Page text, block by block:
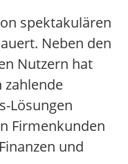
spektakulären
Neben den
Nutzern hat
zahlende
Lösungen
Firmenkunden
und